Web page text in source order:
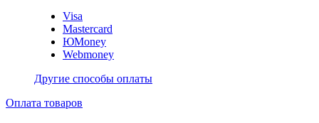
Visa
Mastercard
ЮMoney
Webmoney
Другие способы оплаты
Оплата товаров